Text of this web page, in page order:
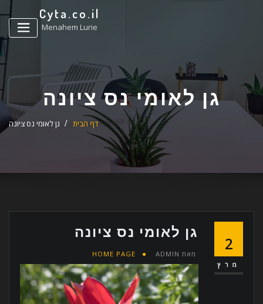
Cyta.co.il
Menahem Lurie
גן לאומי נס ציונה
דף הבית גן לאומי נס ציונה
2
מרץ
גן לאומי נס ציונה
מאת ADMIN
HOME PAGE